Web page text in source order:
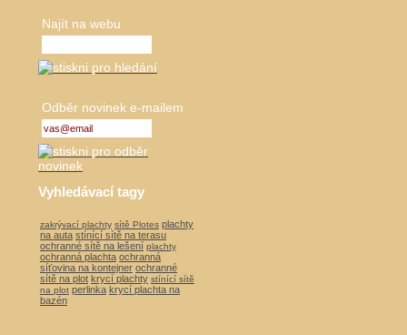
Najít na webu
Odběr novinek e-mailem
Vyhledávací tagy
zakrývací plachty sítě Plotes plachty
na auta stínící sítě na terasu
ochranné sítě na lešení plachty
ochranná plachta ochranná
síťovina na kontejner ochranné
sítě na plot krycí plachty stínící sítě
na plot perlinka krycí plachta na
bazén